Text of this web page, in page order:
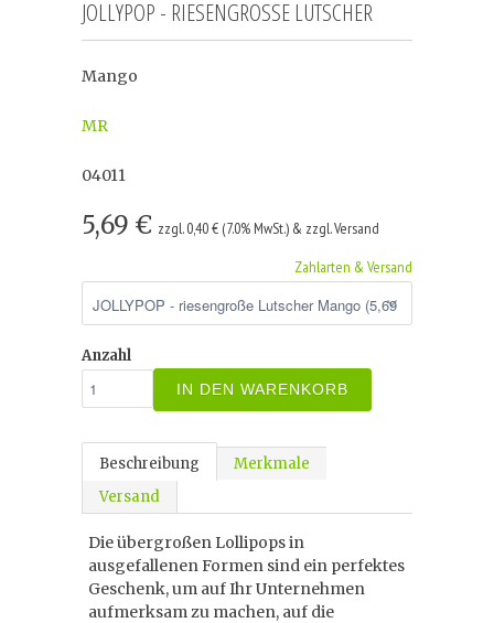
JOLLYPOP - RIESENGROSSE LUTSCHER
Mango
MR
04011
5,69 € zzgl. 0,40 € (7.0% MwSt.) & zzgl. Versand
Zahlarten & Versand
Anzahl
IN DEN WARENKORB
Beschreibung
Merkmale
Versand
Die übergroßen Lollipops in
ausgefallenen Formen sind ein perfektes
Geschenk, um auf Ihr Unternehmen
aufmerksam zu machen, auf die